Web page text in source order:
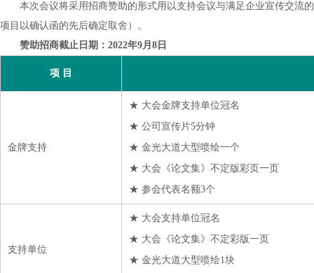
本次会议将采用招商赞助的形式用以支持会议与满足企业宣传交流的
项目以确认函的先后确定取舍）。
赞助招商截止日期：2022年9月8日
项 目
金牌支持
★ 大会金牌支持单位冠名
★ 公司宣传片5分钟
★ 金光大道大型喷绘一个
★ 大会《论文集》不定版彩页一页
★ 参会代表名额3个
支持单位
★ 大会支持单位冠名
★ 大会《论文集》不定彩版一页
★ 金光大道大型喷绘1块